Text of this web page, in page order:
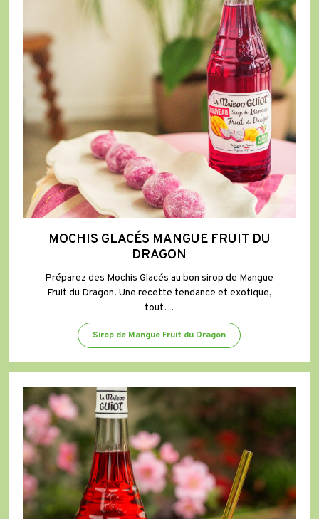
du
Dragon
MOCHIS GLACÉS MANGUE FRUIT DU
DRAGON
Préparez des Mochis Glacés au bon sirop de Mangue
Fruit du Dragon. Une recette tendance et exotique,
tout…
Sirop de Mangue Fruit du Dragon
Granité
Mangue
Fruit
du
Dragon